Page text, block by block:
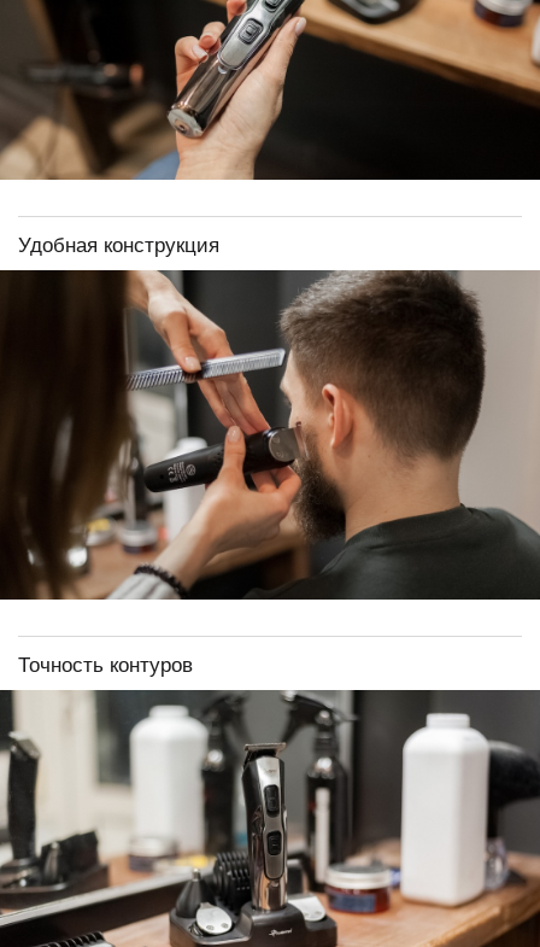
Удобная конструкция
Точность контуров